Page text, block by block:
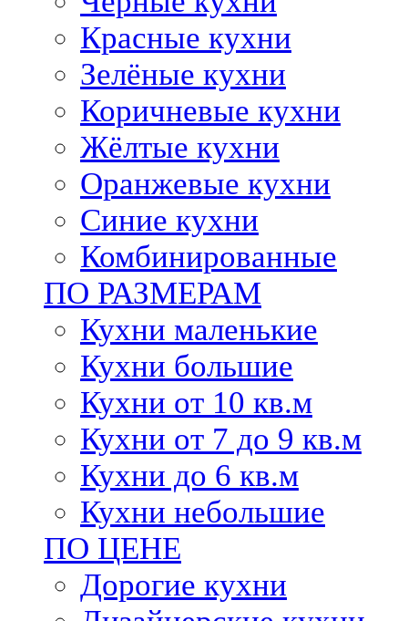
Красные кухни
Зелёные кухни
Коричневые кухни
Жёлтые кухни
Оранжевые кухни
Синие кухни
Комбинированные
ПО РАЗМЕРАМ
Кухни маленькие
Кухни большие
Кухни от 10 кв.м
Кухни от 7 до 9 кв.м
Кухни до 6 кв.м
Кухни небольшие
ПО ЦЕНЕ
Дорогие кухни